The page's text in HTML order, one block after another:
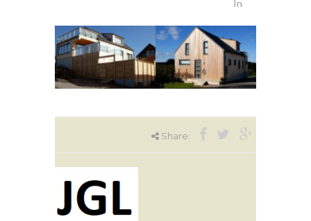
In
Share: